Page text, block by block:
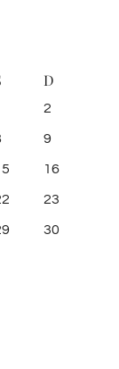
D
2
9
16
23
30